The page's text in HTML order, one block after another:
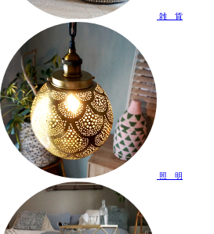
雑 貨
照 明